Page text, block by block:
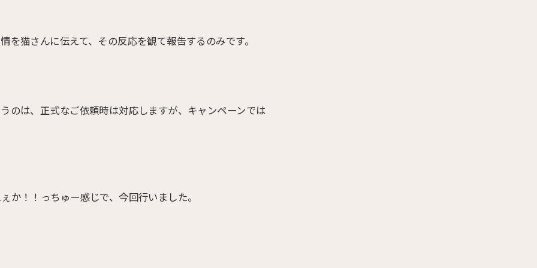
を猫さんに伝えて、その反応を観て報告するのみです。
のは、正式なご依頼時は対応しますが、キャンペーンでは
か！！っちゅー感じで、今回行いました。